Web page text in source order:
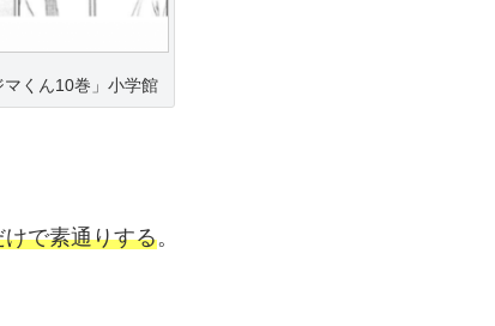
くん10巻」小学館
で素通りする。